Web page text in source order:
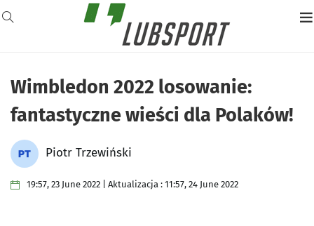
Wimbledon 2022 losowanie:
fantastyczne wieści dla Polaków!
Piotr Trzewiński
19:57, 23 June 2022 | Aktualizacja : 11:57, 24 June 2022